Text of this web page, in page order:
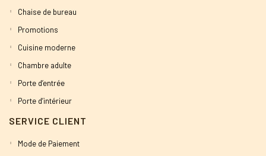
Chaise de bureau
Promotions
Cuisine moderne
Chambre adulte
Porte d’entrée
Porte d’intérieur
SERVICE CLIENT
Mode de Paiement